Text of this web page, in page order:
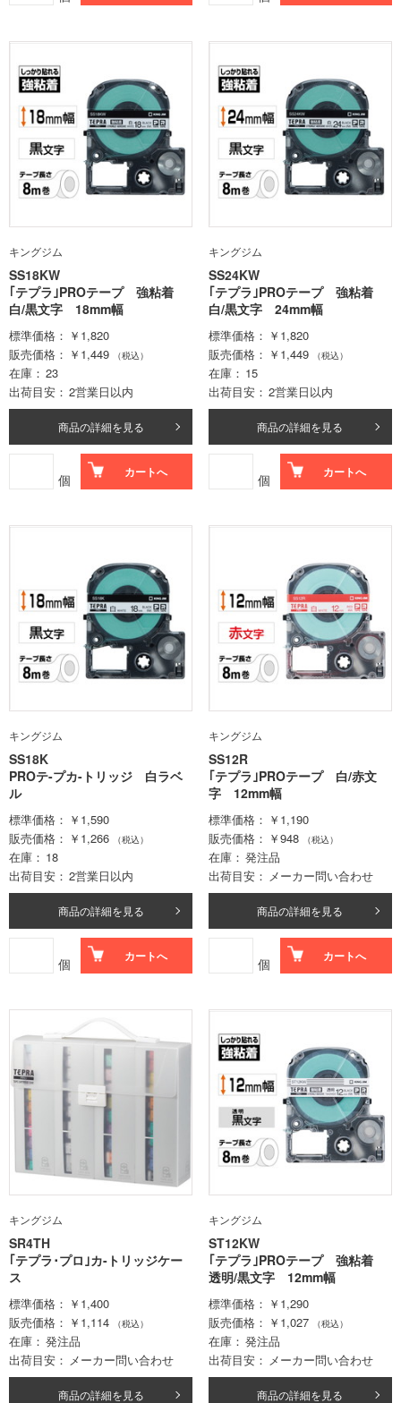
キングジム
SS18KW
｢テプラ｣PROテープ 強粘着
白/黒文字 18mm幅
標準価格
￥1,820
販売価格
￥1,449 （税込）
在庫
23
出荷目安
2営業日以内
商品の詳細を見る
個 カートへ
キングジム
SS24KW
｢テプラ｣PROテープ 強粘着
白/黒文字 24mm幅
標準価格
￥1,820
販売価格
￥1,449 （税込）
在庫
15
出荷目安
2営業日以内
商品の詳細を見る
個 カートへ
キングジム
SS18K
PROテ-プカ-トリッジ 白ラベ
ル
標準価格
￥1,590
販売価格
￥1,266 （税込）
在庫
18
出荷目安
2営業日以内
商品の詳細を見る
個 カートへ
キングジム
SS12R
｢テプラ｣PROテープ 白/赤文
字 12mm幅
標準価格
￥1,190
販売価格
￥948 （税込）
在庫
発注品
出荷目安
メーカー問い合わせ
商品の詳細を見る
個 カートへ
キングジム
SR4TH
｢テプラ･プロ｣カ-トリッジケー
ス
標準価格
￥1,400
販売価格
￥1,114 （税込）
在庫
発注品
出荷目安
メーカー問い合わせ
商品の詳細を見る
キングジム
ST12KW
｢テプラ｣PROテープ 強粘着
透明/黒文字 12mm幅
標準価格
￥1,290
販売価格
￥1,027 （税込）
在庫
発注品
出荷目安
メーカー問い合わせ
商品の詳細を見る